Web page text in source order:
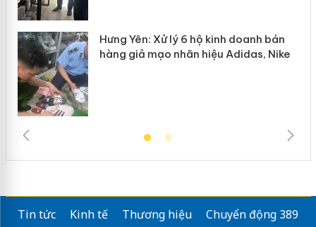
Hưng Yên: Xử lý 6 hộ kinh doanh bán
hàng giả mạo nhãn hiệu Adidas, Nike
Tin tức Kinh tế Thương hiệu
Chuyển động 389